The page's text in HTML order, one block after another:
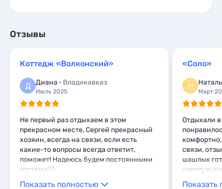
Эллинги
Мини-отели 5
Гостиницы и отели
Базы отдыха 1
Апартаменты 3
Отзывы
Коттедж «Волконский»
Д Диана · Владикавказ
Июль 2025
Не первый раз отдыхаем в этом
прекрасном месте, Сергей прекрасный
хозяин, всегда на связи, если есть
какие-то вопросы всегда ответит,
поможет! Надеюсь будем постоянными
гостями)))
Показать полностью
«Соло»
Н
Март
Отдыхали в
связи,
шашлык
советую
Показать